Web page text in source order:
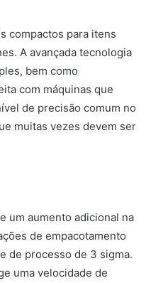
compactos para itens
A avançada tecnologia
bem como
com máquinas que
de precisão comum no
muitas vezes devem ser
um aumento adicional na
de empacotamento
de processo de 3 sigma.
uma velocidade de